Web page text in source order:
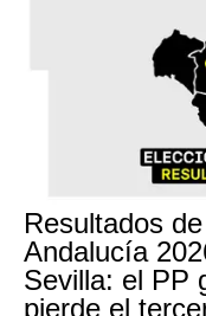
Resultados
Andalucía
Sevilla: el PP
pierde el